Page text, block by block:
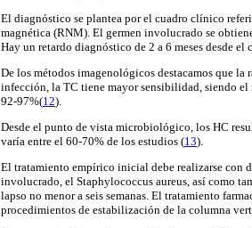
El diagnóstico se plantea por el cuadro clínico
magnética (RNM). El germen involucrado se
Hay un retardo diagnóstico de 2 a 6 meses desde el
De los métodos imagenológicos destacamos que
infección, la TC tiene mayor sensibilidad, siendo
92-97%(12).
Desde el punto de vista microbiológico, los HC
varía entre el 60-70% de los estudios (13).
El tratamiento empírico inicial debe realizarse con
involucrado, el Staphylococcus aureus, así como
lapso no menor a seis semanas. El tratamiento
procedimientos de estabilización de la columna